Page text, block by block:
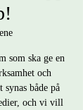
som ska ge en
och
både på
och vi vill